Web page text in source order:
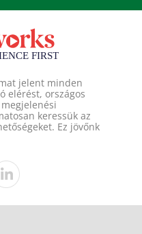
jelent minden
elérést, országos
keressük az
Ez jövőnk